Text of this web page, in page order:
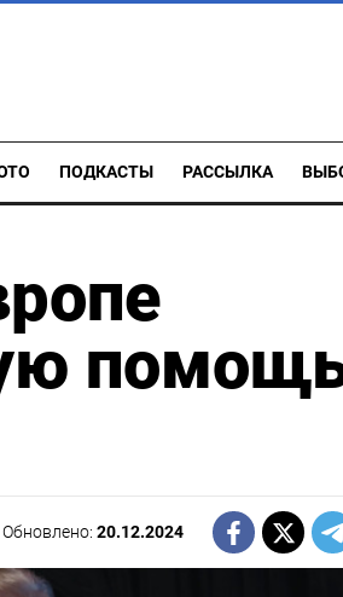
ПОДКАСТЫ РАССЫЛКА
Обновлено:20.12.2024